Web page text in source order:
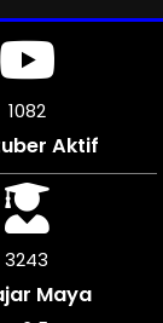
1208
Aktif
3624
Maya